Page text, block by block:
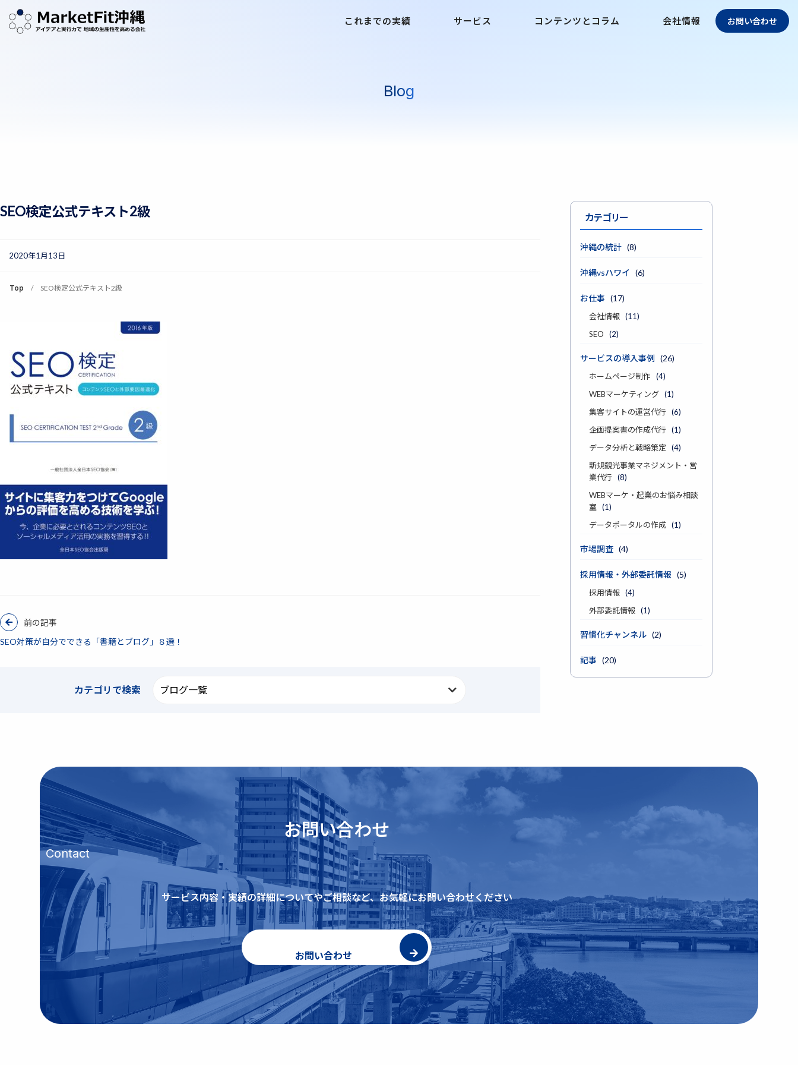
これまでの実績 サービス コンテンツとコラム 会社情報 お問い合わせ
Blog
SEO検定公式テキスト2級
2020年1月13日
Top SEO検定公式テキスト2級
前の記事
SEO対策が自分でできる「書籍とブログ」８選！
カテゴリで検索
カテゴリー
沖縄の統計 (8)
沖縄vsハワイ (6)
お仕事 (17)
会社情報 (11)
SEO
(2)
サービスの導入事例 (26)
ホームページ制作
(4)
WEBマーケティング (1)
集客サイトの運営代行 (6)
企画提案書の作成代行 (1)
データ分析と戦略策定
(4)
新規観光事業マネジメント・営
業代行 (8)
WEBマーケ・起業のお悩み相談
室
(1)
データポータルの作成 (1)
市場調査 (4)
採用情報・外部委託情報 (5)
採用情報 (4)
外部委託情報 (1)
習慣化チャンネル (2)
記事 (20)
お問い合わせ
Contact
サービス内容・実績の詳細についてやご相談など、お気軽にお問い合わせください
お問い合わせ